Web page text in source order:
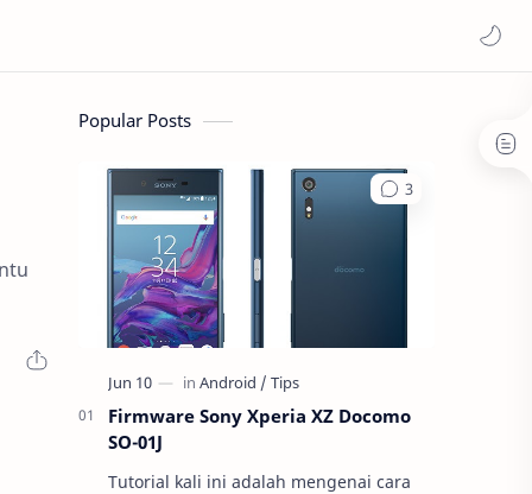
Popular Posts
Firmware Sony Xperia XZ Docomo
SO-01J
Tutorial kali ini adalah mengenai cara